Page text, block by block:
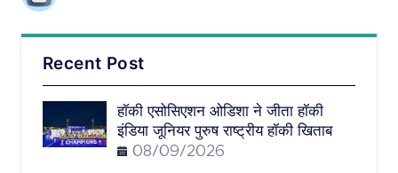
Recent Post
हॉकी एसोसिएशन ओडिशा ने जीता हॉकी
इंडिया जूनियर पुरुष राष्ट्रीय हॉकी खिताब
08/09/2026